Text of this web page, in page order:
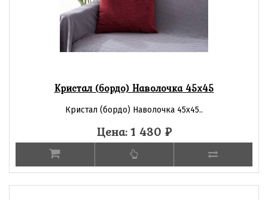
Кристал (бордо) Наволочка 45х45
Кристал (бордо) Наволочка 45х45..
Цена: 1 430 ₽